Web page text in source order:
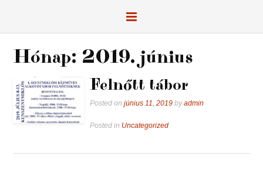
Hónap: 2019. június
Felnőtt tábor
Posted onjúnius 11, 2019 byadmin
Posted in Uncategorized